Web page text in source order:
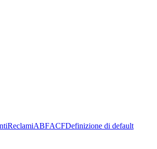
ReclamiABFACFDefinizione di default